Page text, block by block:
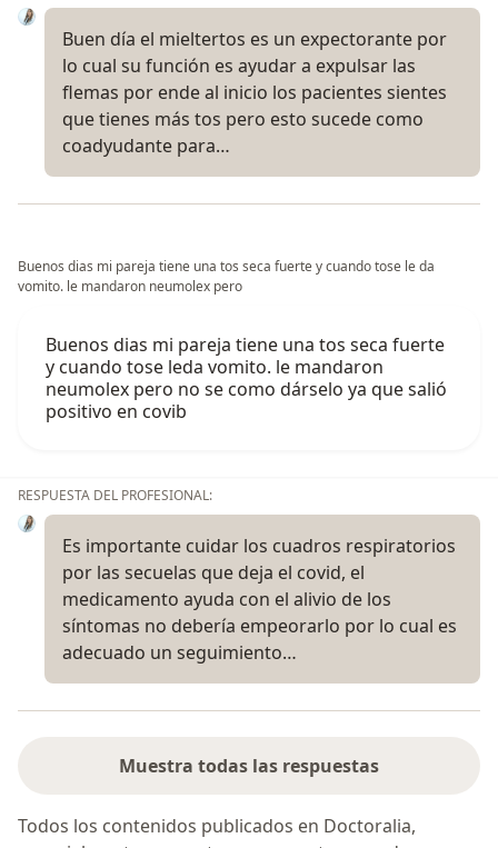
Buen día el mieltertos es un expectorante por
lo cual su función es ayudar a expulsar las
flemas por ende al inicio los pacientes sientes
que tienes más tos pero esto sucede como
coadyudante para…
Buenos dias mi pareja tiene una tos seca fuerte y cuando tose le da
vomito. le mandaron neumolex pero
Buenos dias mi pareja tiene una tos seca fuerte
y cuando tose leda vomito. le mandaron
neumolex pero no se como dárselo ya que salió
positivo en covib
RESPUESTA DEL PROFESIONAL:
Es importante cuidar los cuadros respiratorios
por las secuelas que deja el covid, el
medicamento ayuda con el alivio de los
síntomas no debería empeorarlo por lo cual es
adecuado un seguimiento…
Muestra todas las respuestas
Todos los contenidos publicados en Doctoralia,